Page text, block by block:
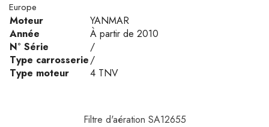
Europe
Moteur
YANMAR
Année
À partir de 2010
N° Série
/
Type carrosserie/
Type moteur
4 TNV
Filtre d'aération SA12655